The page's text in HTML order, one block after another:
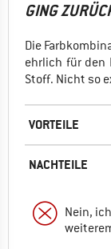
GING
Die
ehrlich für den
Stoff. Nicht so
VORTEILE
NACHTEILE
Nein,